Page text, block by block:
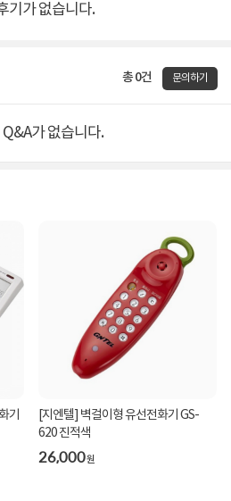
기가 없습니다.
총 0건 문의하기
가 없습니다.
기
[지엔텔] 벽걸이형 유선전화기 GS-
620 진적색
26,000원